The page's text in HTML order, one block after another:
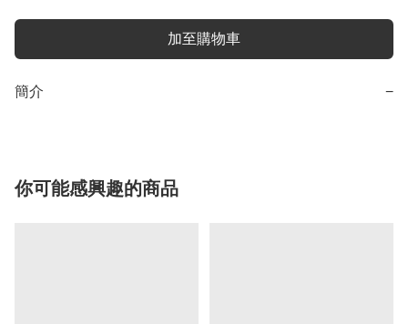
加至購物車
簡介 −
你可能感興趣的商品